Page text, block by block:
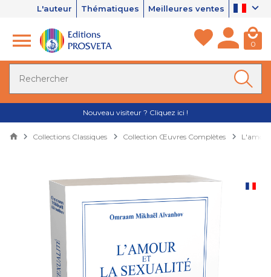
L'auteur Thématiques Meilleures ventes
0
Nouveau visiteur ? Cliquez ici !
Collections Classiques Collection Œuvres Complètes